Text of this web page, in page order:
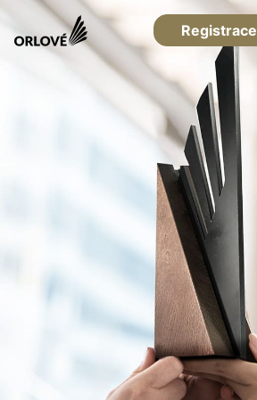
Registrace